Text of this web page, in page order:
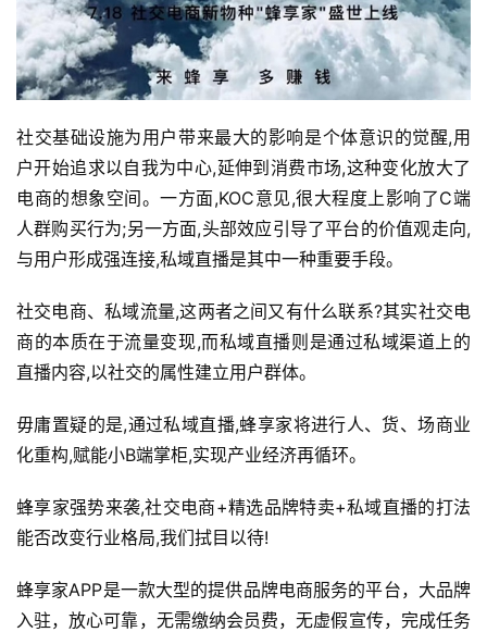
社交基础设施为用户带来最大的影响是个体意识的觉醒,用
户开始追求以自我为中心,延伸到消费市场,这种变化放大了
电商的想象空间。一方面,KOC意见,很大程度上影响了C端
人群购买行为;另一方面,头部效应引导了平台的价值观走向,
与用户形成强连接,私域直播是其中一种重要手段。
社交电商、私域流量,这两者之间又有什么联系?其实社交电
商的本质在于流量变现,而私域直播则是通过私域渠道上的
直播内容,以社交的属性建立用户群体。
毋庸置疑的是,通过私域直播,蜂享家将进行人、货、场商业
化重构,赋能小B端掌柜,实现产业经济再循环。
蜂享家强势来袭,社交电商+精选品牌特卖+私域直播的打法
能否改变行业格局,我们拭目以待!
蜂享家APP是一款大型的提供品牌电商服务的平台，大品牌
入驻，放心可靠，无需缴纳会员费，无虚假宣传，完成任务